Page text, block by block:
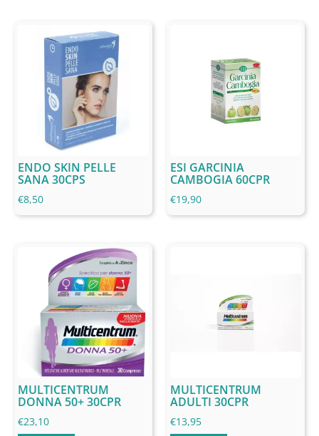
ENDO SKIN PELLE
SANA 30CPS
€8,50
ESI GARCINIA
CAMBOGIA 60CPR
€19,90
MULTICENTRUM
DONNA 50+ 30CPR
€23,10
MULTICENTRUM
ADULTI 30CPR
€13,95